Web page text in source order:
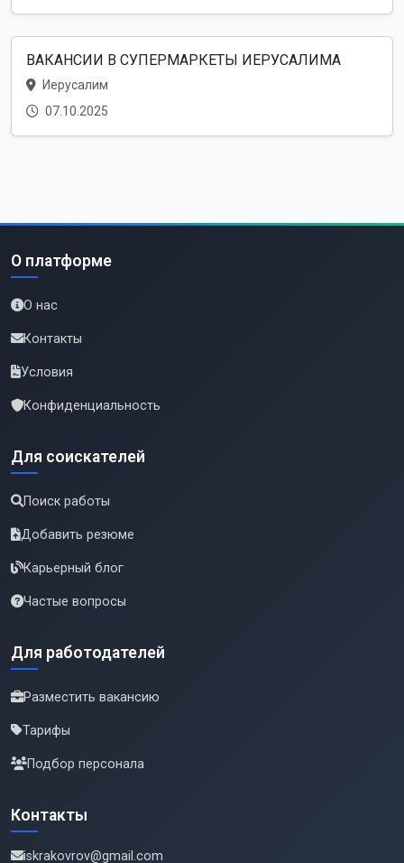
ВАКАНСИИ В СУПЕРМАРКЕТЫ ИЕРУСАЛИМА
Иерусалим
07.10.2025
О платформе
О нас
Контакты
Условия
Конфиденциальность
Для соискателей
Поиск работы
Добавить резюме
Карьерный блог
Частые вопросы
Для работодателей
Разместить вакансию
Тарифы
Подбор персонала
Контакты
iskrakovrov@gmail.com